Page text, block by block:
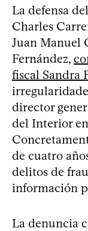
La defensa
Charles
Juan Manuel
Fernández,
fiscal Sandra
director
del Interior
de cuatro
delitos de
información
La denuncia